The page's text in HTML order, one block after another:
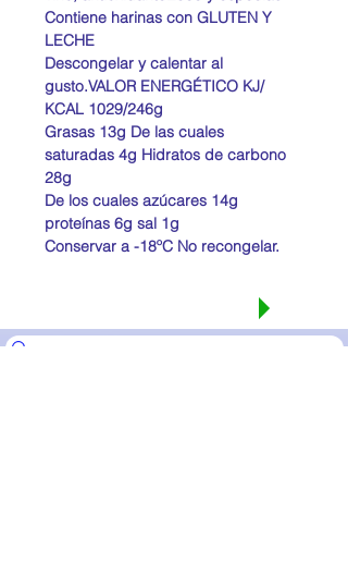
Contiene harinas con GLUTEN Y
LECHE
Descongelar y calentar al
gusto.VALOR ENERGÉTICO KJ/
KCAL 1029/246g
Grasas 13g De las cuales
saturadas 4g Hidratos de carbono
28g
De los cuales azúcares 14g
proteínas 6g sal 1g
Conservar a -18ºC No recongelar.